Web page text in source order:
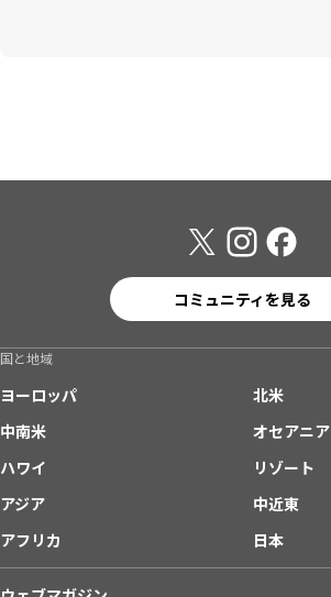
コミュニティを見る
国と地域
ヨーロッパ
北米
中南米
オセアニア
ハワイ
リゾート
アジア
中近東
アフリカ
日本